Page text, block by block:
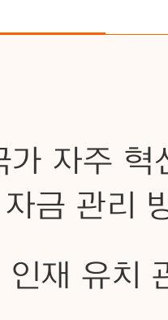
가 자주
금 관리
인재 유치